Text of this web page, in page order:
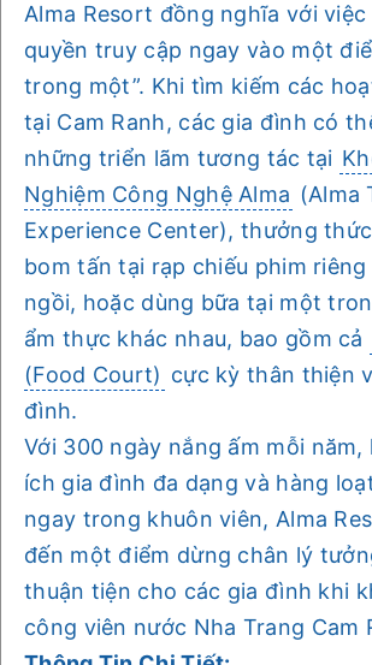
Alma Resort đồng nghĩa với việc
quyền truy cập ngay vào một
trong một”. Khi tìm kiếm các
tại Cam Ranh, các gia đình có
những triển lãm tương tác tại
Nghiệm Công Nghệ Alma (Alma
Experience Center), thưởng
bom tấn tại rạp chiếu phim
ngồi, hoặc dùng bữa tại một
ẩm thực khác nhau, bao gồm cả
(Food Court) cực kỳ thân thiện
đình.
Với 300 ngày nắng ấm mỗi
ích gia đình đa dạng và hàng
ngay trong khuôn viên, Alma
đến một điểm dừng chân lý
thuận tiện cho các gia đình khi
công viên nước Nha Trang Cam